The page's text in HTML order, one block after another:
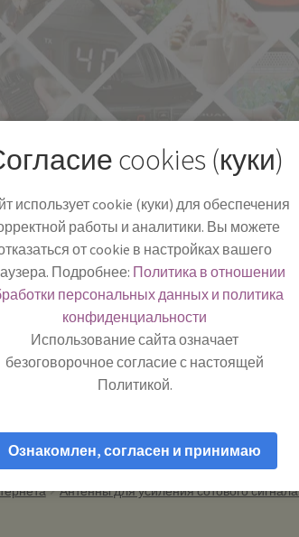
Полезная информация БЛОГ
-
Антенны для усиления сотового сигнала
cookies (куки)
использует cookie (куки) для обеспечения
работы и аналитики. Вы можете
от cookie в настройках вашего
Подробнее: Политика в отношении
персональных данных и политика
конфиденциальности
Использование сайта означает
безоговорочное согласие с настоящей
Политикой.
Ознакомлен, согласен и принимаю